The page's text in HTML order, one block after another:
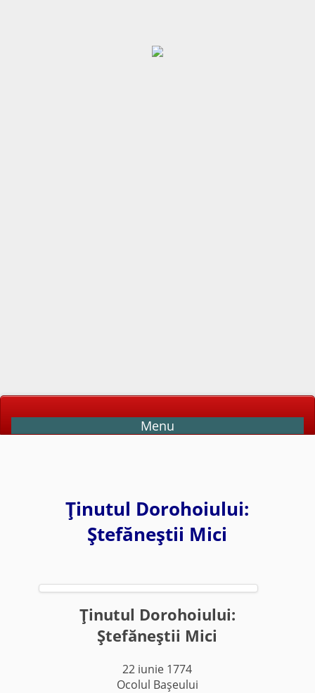
Menu
Ţinutul Dorohoiului:
Ştefăneştii Mici
Ţinutul Dorohoiului:
Ştefăneştii Mici
22 iunie 1774
Ocolul Başeului